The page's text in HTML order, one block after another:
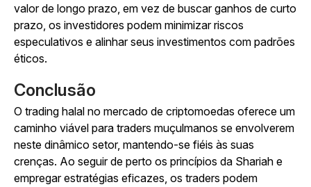
valor de longo prazo, em vez de buscar ganhos de curto
prazo, os investidores podem minimizar riscos
especulativos e alinhar seus investimentos com padrões
éticos.
Conclusão
O trading halal no mercado de criptomoedas oferece um
caminho viável para traders muçulmanos se envolverem
neste dinâmico setor, mantendo-se fiéis às suas
crenças. Ao seguir de perto os princípios da Shariah e
empregar estratégias eficazes, os traders podem